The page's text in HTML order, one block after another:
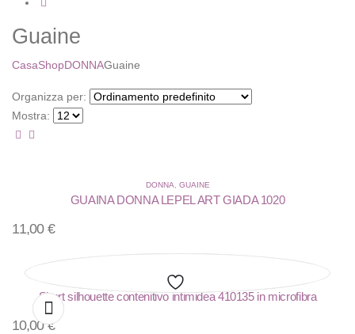
Guaine
CasaShopDONNAGuaine
Organizza per:
Mostra:
Aggiungi
DONNA GUAINE
GUAINA DONNA LEPEL ART GIADA 1020
11,00 €
Aggiungi
DONNA , GUAINE
Short silhouette contenitivo intimidea 410135 in microfibra
10,00€
Aggiungi